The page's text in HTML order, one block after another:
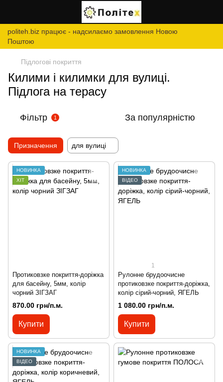
politeh.biz працює - надсилаємо замовлення Новою
Поштою
Підлогові покриття
Килими і килимки для вулиці.
Підлога на терасу
Фільтр 1 За популярністю
Призначення для вулиці
НОВИНКА
ХІТ
Протиковзке покриття-доріжка
для басейну, 5мм, колір
чорний ЗІГЗАГ
870.00 грн/п.м.
Купити
НОВИНКА
ВІДЕО
1
Рулонне брудоочисне
протиковзке покриття-доріжка,
колір сірий-чорний, ЯГЕЛЬ
1 080.00 грн/п.м.
Купити
НОВИНКА
ВІДЕО